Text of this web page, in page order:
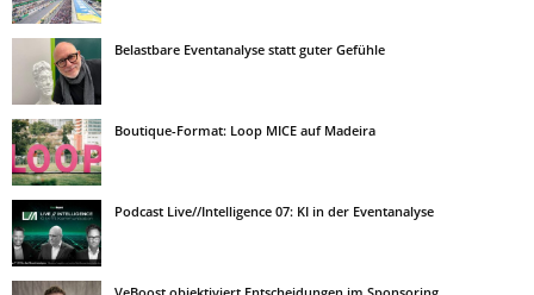
Belastbare Eventanalyse statt guter Gefühle
Boutique-Format: Loop MICE auf Madeira
Podcast Live//Intelligence 07: KI in der Eventanalyse